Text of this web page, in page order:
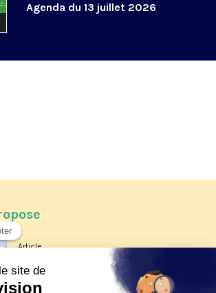
Agenda du 13 juillet 2026
Article
Les reportages d'été 2026 de KTO